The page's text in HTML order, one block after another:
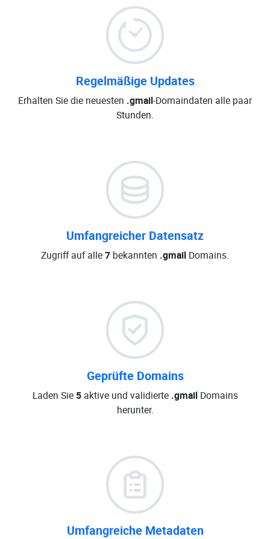
Regelmäßige Updates
Erhalten Sie die neuesten .gmail-Domaindaten alle paar
Stunden.
Umfangreicher Datensatz
Zugriff auf alle7 bekannten .gmail Domains.
Geprüfte Domains
Laden Sie 5aktive und validierte .gmailDomains
herunter.
Umfangreiche Metadaten